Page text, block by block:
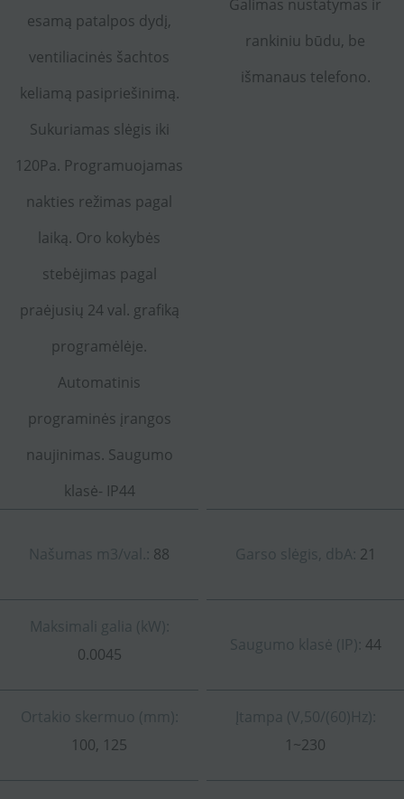
esamą patalpos dydį,
ventiliacinės šachtos
keliamą pasipriešinimą.
Sukuriamas slėgis iki
120Pa. Programuojamas
nakties režimas pagal
laiką. Oro kokybės
stebėjimas pagal
praėjusių 24 val. grafiką
programėlėje.
Automatinis
programinės įrangos
naujinimas. Saugumo
klasė- IP44
Galimas nustatymas ir
rankiniu būdu, be
išmanaus telefono.
Našumas m3/val.: 88 Garso slėgis, dbA: 21
Maksimali galia (kW):
0.0045
Saugumo klasė (IP): 44
Ortakio skermuo (mm):
100, 125
Įtampa (V,50/(60)Hz):
1~230